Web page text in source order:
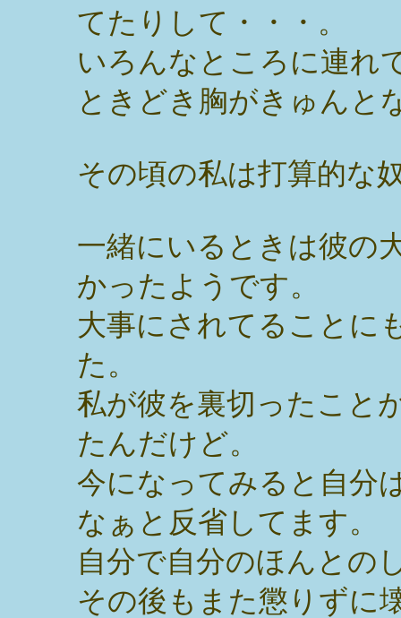
てたりして・・・。
いろんなところに連れ
ときどき胸がきゅんと
その頃の私は打算的な
一緒にいるときは彼の
かったようです。
大事にされてることに
た。
私が彼を裏切ったこと
たんだけど。
今になってみると自分
なぁと反省してます。
自分で自分のほんとの
その後もまた懲りずに